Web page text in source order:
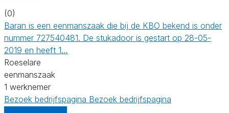
(0)
Baran is een eenmanszaak die bij de KBO bekend is onder
nummer 727540481. De stukadoor is gestart op 28-05-
2019 en heeft 1…
Roeselare
eenmanszaak
1 werknemer
Bezoek bedrijfspagina Bezoek bedrijfspagina